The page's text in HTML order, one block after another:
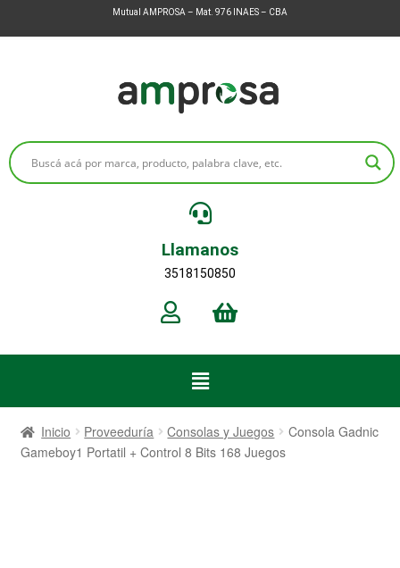
Mutual AMPROSA – Mat. 976 INAES – CBA
Llamanos
3518150850
Inicio Proveeduría Consolas y Juegos
Consola Gadnic
Gameboy1 Portatil + Control 8 Bits 168 Juegos